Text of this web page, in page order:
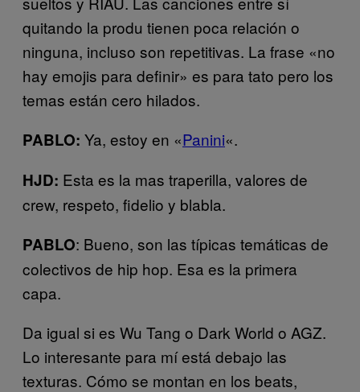
quitando la produ tienen poca relación o
ninguna, incluso son repetitivas. La frase «no
hay emojis para definir» es para tato pero los
temas están cero hilados.
PABLO: Ya, estoy en «Panini«.
HJD: Esta es la mas traperilla, valores de
crew, respeto, fidelio y blabla.
PABLO: Bueno, son las típicas temáticas de
colectivos de hip hop. Esa es la primera
capa.
Da igual si es Wu Tang o Dark World o AGZ.
Lo interesante para mí está debajo las
texturas. Cómo se montan en los beats,